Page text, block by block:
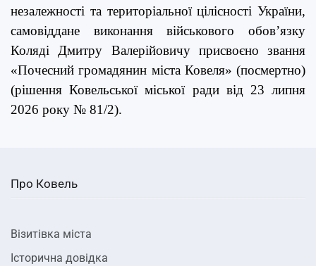
незалежності та територіальної цілісності України,
самовіддане виконання військового обов’язку
Коляді Дмитру Валерійовичу присвоєно звання
«Почесний громадянин міста Ковеля» (посмертно)
(рішення Ковельської міської ради від 23 липня
2026 року № 81/2).
Про Ковель
Візитівка міста
Історична довідка